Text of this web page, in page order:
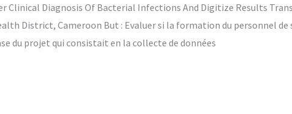
Clinical Diagnosis Of Bacterial Infections And Digitize Results
District, Cameroon But : Evaluer si la formation du personnel
du projet qui consistait en la collecte de données